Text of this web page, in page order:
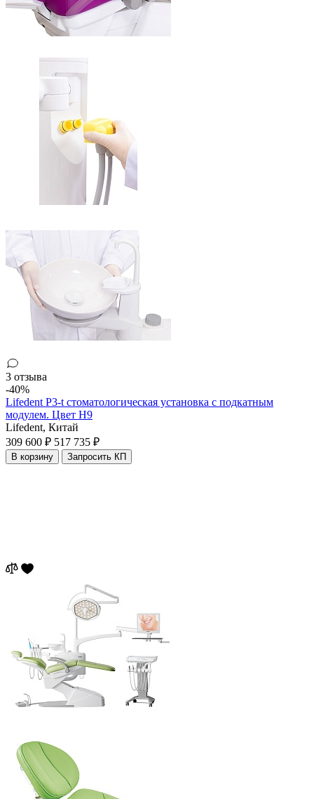
3 отзыва
-40%
Lifedent P3-t стоматологическая установка с подкатным
модулем. Цвет H9
Lifedent, Китай
309 600 ₽ 517 735 ₽
В корзину Запросить КП